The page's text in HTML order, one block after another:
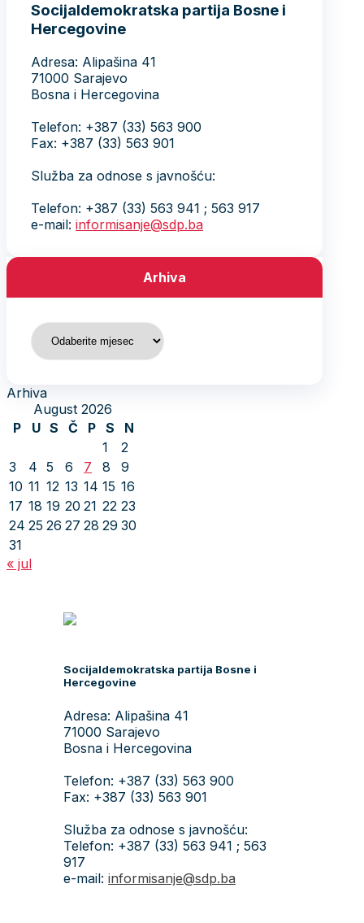
Socijaldemokratska partija Bosne i
Hercegovine
Adresa: Alipašina 41
71000 Sarajevo
Bosna i Hercegovina
Telefon: +387 (33) 563 900
Fax: +387 (33) 563 901
Služba za odnose s javnošću:
Telefon: +387 (33) 563 941 ; 563 917
e-mail: informisanje@sdp.ba
Arhiva
Arhiva
Arhiva
August 2026
P
U S Č P S
N
1
2
3
4 5 6 7 8
9
10 11 12 13 14 15 16
17 18 19 20 21 22 23
24 25 26 27 28 29 30
31
« jul
Socijaldemokratska partija Bosne i
Hercegovine
Adresa: Alipašina 41
71000 Sarajevo
Bosna i Hercegovina
Telefon: +387 (33) 563 900
Fax: +387 (33) 563 901
Služba za odnose s javnošću:
Telefon: +387 (33) 563 941 ; 563
917
e-mail: informisanje@sdp.ba